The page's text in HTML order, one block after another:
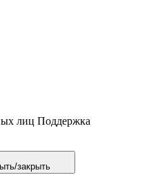
лиц Поддержка
закрыть